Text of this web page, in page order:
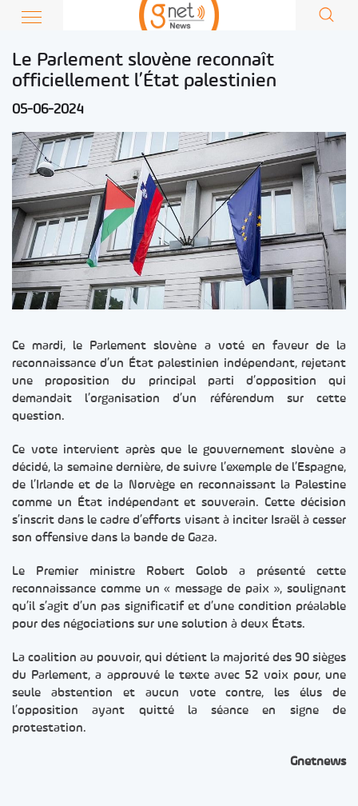
Le Parlement slovène reconnaît
officiellement l’État palestinien
05-06-2024
Ce mardi, le Parlement slovène a voté en faveur de la
reconnaissance d’un État palestinien indépendant, rejetant
une proposition du principal parti d’opposition qui
demandait l’organisation d’un référendum sur cette
question.
Ce vote intervient après que le gouvernement slovène a
décidé, la semaine dernière, de suivre l’exemple de l’Espagne,
de l’Irlande et de la Norvège en reconnaissant la Palestine
comme un État indépendant et souverain. Cette décision
s’inscrit dans le cadre d’efforts visant à inciter Israël à cesser
son offensive dans la bande de Gaza.
Le Premier ministre Robert Golob a présenté cette
reconnaissance comme un « message de paix », soulignant
qu’il s’agit d’un pas significatif et d’une condition préalable
pour des négociations sur une solution à deux États.
La coalition au pouvoir, qui détient la majorité des 90 sièges
du Parlement, a approuvé le texte avec 52 voix pour, une
seule abstention et aucun vote contre, les élus de
l’opposition ayant quitté la séance en signe de
protestation.
Gnetnews